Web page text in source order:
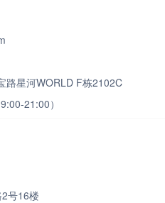
路星河WORLD F栋2102C
21:00）
号16楼